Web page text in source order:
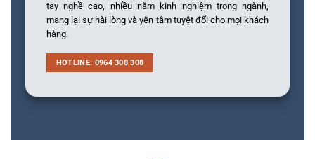
tay nghề cao, nhiều năm kinh nghiệm trong ngành,
mang lại sự hài lòng và yên tâm tuyệt đối cho mọi khách
hàng.
HOTLINE: 0964 308 308